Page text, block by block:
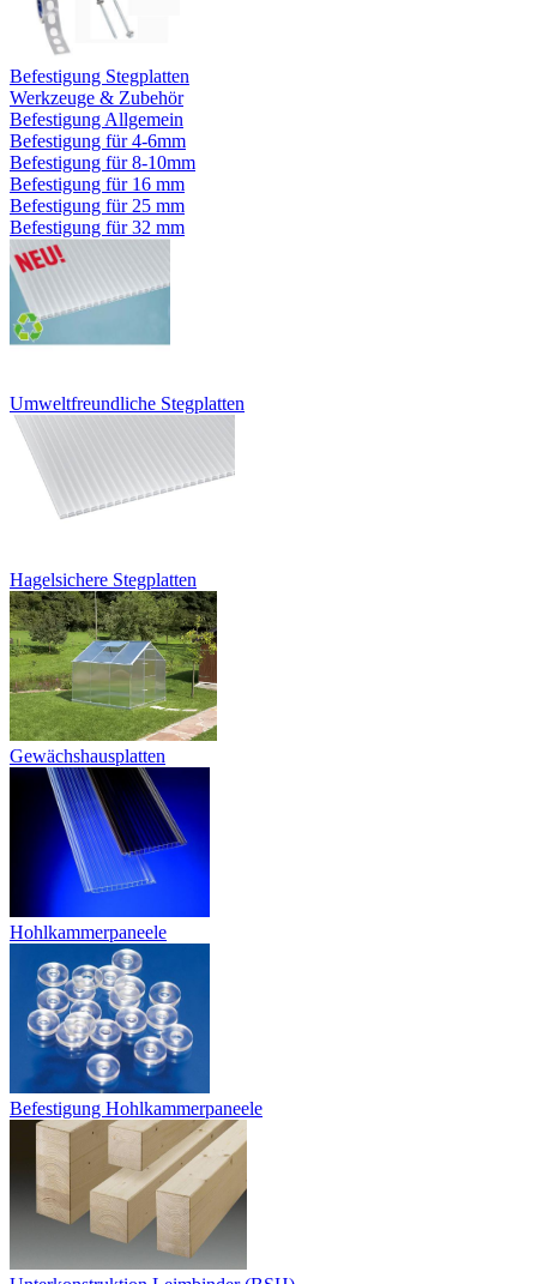
Befestigung Stegplatten
Werkzeuge & Zubehör
Befestigung Allgemein
Befestigung für 4-6mm
Befestigung für 8-10mm
Befestigung für 16 mm
Befestigung für 25 mm
Befestigung für 32 mm
Umweltfreundliche Stegplatten
Hagelsichere Stegplatten
Gewächshausplatten
Hohlkammerpaneele
Befestigung Hohlkammerpaneele